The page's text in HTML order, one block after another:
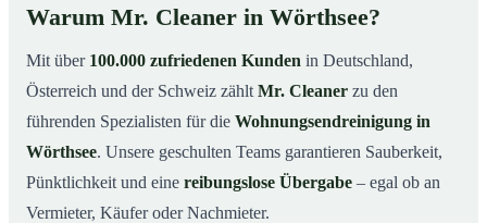
Warum Mr. Cleaner in Wörthsee?
Mit über 100.000 zufriedenen Kunden in Deutschland,
Österreich und der Schweiz zählt Mr. Cleaner zu den
führenden Spezialisten für die Wohnungsendreinigung in
Wörthsee. Unsere geschulten Teams garantieren Sauberkeit,
Pünktlichkeit und eine reibungslose Übergabe – egal ob an
Vermieter, Käufer oder Nachmieter.